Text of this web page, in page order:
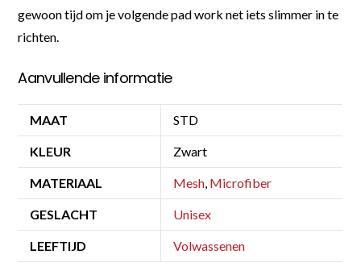
gewoon tijd om je volgende pad work net iets slimmer in te
richten.
Aanvullende informatie
MAAT STD
KLEUR Zwart
MATERIAAL Mesh, Microfiber
GESLACHT Unisex
LEEFTIJD Volwassenen